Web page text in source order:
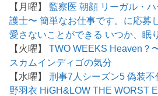
【月曜】 監察医 朝顔 リーガル・
護士〜 簡単なお仕事です。に応募
愛さないことができる いつか、眠
【火曜】TWO WEEKS Heaven？
スカムインディゴの気分
【水曜】刑事7人シーズン5 偽装不
野羽衣 HiGH&LOW THE WORST